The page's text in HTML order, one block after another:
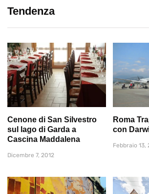
Tendenza
Cenone di San Silvestro
sul lago di Garda a
Cascina Maddalena
Dicembre 7, 2012
Roma
con
Febbraio 13,